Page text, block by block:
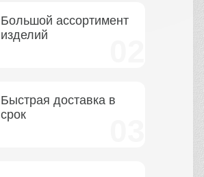
Большой ассортимент
изделий
Быстрая доставка в
срок